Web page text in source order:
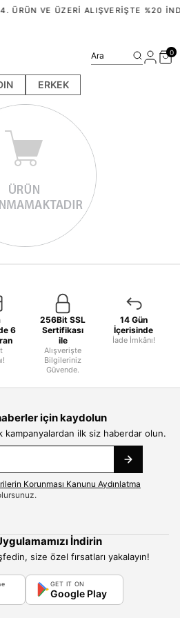
4. ÜRÜN VE ÜZERI ALIŞVERIŞTE %20
ERKEK
Ara 0
6
256Bit SSL
Sertifikası
ile
Alışverişte
Bilgileriniz
Güvende.
14 Gün
İçerisinde
İade İmkânı!
için kaydolun
kampanyalardan ilk siz haberdar olun.
Korunması Kanunu Aydınlatma
İndirin
size özel fırsatları yakalayın!
GET IT ON
Google Play